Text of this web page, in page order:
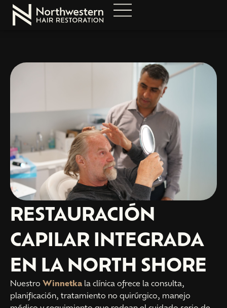
RESTAURACIÓN
CAPILAR INTEGRADA
EN LA NORTH SHORE
Nuestro Winnetka la clínica ofrece la consulta,
planificación, tratamiento no quirúrgico, manejo